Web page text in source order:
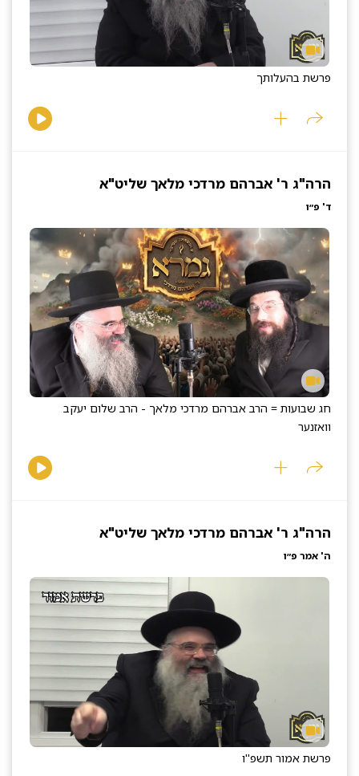
פרשת בהעלותך
הרה"ג ר' אברהם מרדכי מלאך שליט"א
ד' פ״ו
חג שבועות = הרב אברהם מרדכי מלאך - הרב שלום יעקב
וואזנער
הרה"ג ר' אברהם מרדכי מלאך שליט"א
ה' אמר פ״ו
פרשת אמור תשפ''ו